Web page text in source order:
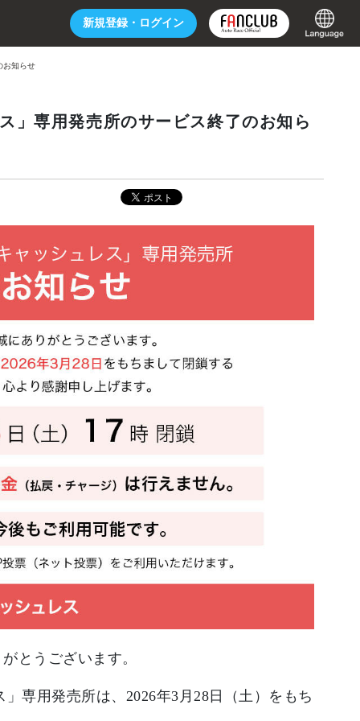
新規登録・ ログイン
お知らせ
」専用発売所のサービス終了のお知ら
とうございます。
専用発売所は、2026年3月28日（土）をもち